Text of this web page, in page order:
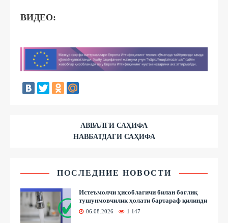
ВИДЕО:
АВВАЛГИ САҲИФА
НАВБАТДАГИ САҲИФА
ПОСЛЕДНИЕ НОВОСТИ
Истеъмолчи ҳисоблагичи билан боғлиқ
тушунмовчилик ҳолати бартараф қилинди
06.08.2026 1 147